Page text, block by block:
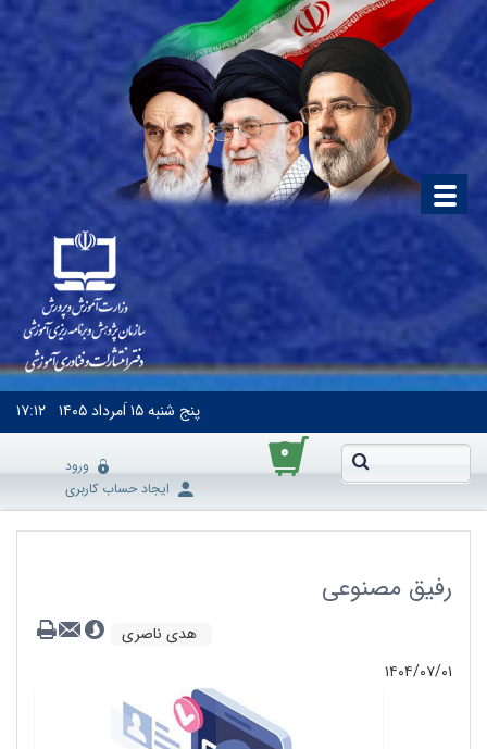
پنج شنبه۱۵ اَمرداد ۱۴۰۵ ۱۷:۱۲
۰
ورود
ایجاد حساب کاربری
رفیق مصنوعی
هدی ناصری
۱۴۰۴/۰۷/۰۱